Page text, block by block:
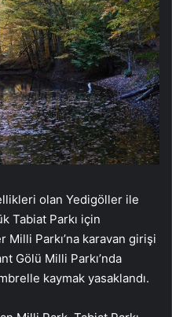
olan Yedigöller ile
Tabiat Parkı için
Parkı’na karavan girişi
Gölü Milli Parkı’nda
kaymak yasaklandı.